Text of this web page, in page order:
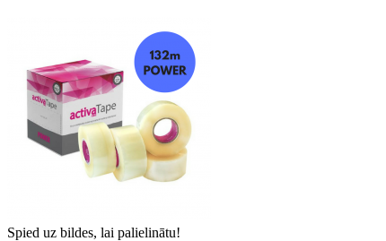
Spied uz bildes, lai palielinātu!